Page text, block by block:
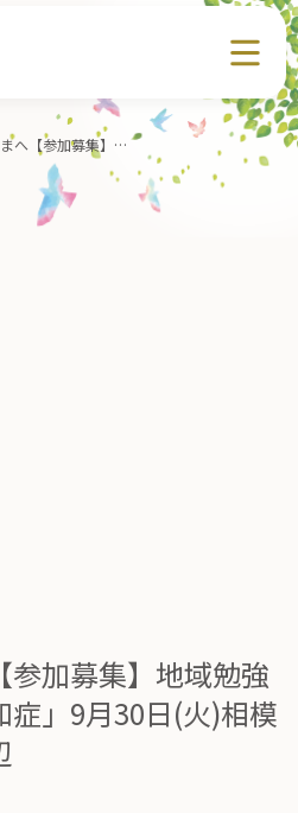
地域の皆さまへ【参加募集】地域勉強会＆交流会「認知症」9月30日(火)相模原市中央区淵野辺
参加募集】地域勉強
」9月30日(火)相模